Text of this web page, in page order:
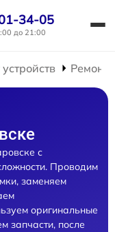
34-05
до 21:00
Ремонт
с
Проводим
заменяем
оригинальные
запчасти, после